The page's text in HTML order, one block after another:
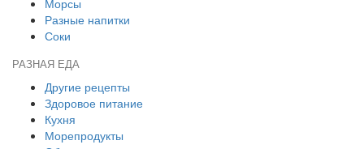
Морсы
Разные напитки
Соки
РАЗНАЯ ЕДА
Другие рецепты
Здоровое питание
Кухня
Морепродукты